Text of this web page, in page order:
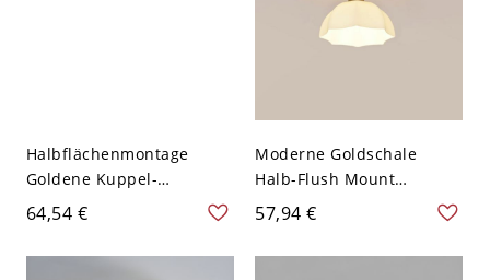
Halbflächenmontage
Goldene Kuppel-
Deckenleuchte mit
Metallschirm für moderne
Wohnkultur - 110V-120V
64,54 €
Moderne Goldschale
Halb-Flush Mount
Deckenleuchte mit
mattem Glasschirm -
110V-120V
57,94 €